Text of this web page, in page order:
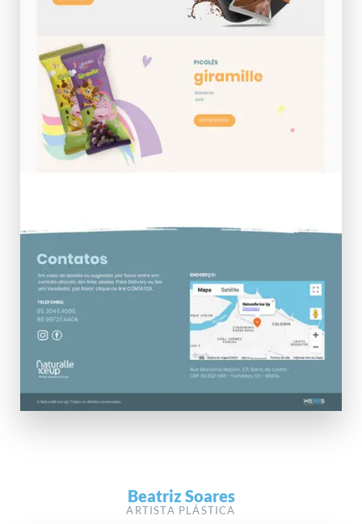
Beatriz Soares
ARTISTA PLÁSTICA